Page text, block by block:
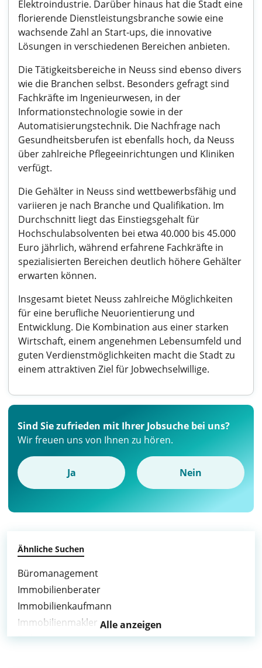
Elektroindustrie. Darüber hinaus hat die Stadt eine
florierende Dienstleistungsbranche sowie eine
wachsende Zahl an Start-ups, die innovative
Lösungen in verschiedenen Bereichen anbieten.
Die Tätigkeitsbereiche in Neuss sind ebenso divers
wie die Branchen selbst. Besonders gefragt sind
Fachkräfte im Ingenieurwesen, in der
Informationstechnologie sowie in der
Automatisierungstechnik. Die Nachfrage nach
Gesundheitsberufen ist ebenfalls hoch, da Neuss
über zahlreiche Pflegeeinrichtungen und Kliniken
verfügt.
Die Gehälter in Neuss sind wettbewerbsfähig und
variieren je nach Branche und Qualifikation. Im
Durchschnitt liegt das Einstiegsgehalt für
Hochschulabsolventen bei etwa 40.000 bis 45.000
Euro jährlich, während erfahrene Fachkräfte in
spezialisierten Bereichen deutlich höhere Gehälter
erwarten können.
Insgesamt bietet Neuss zahlreiche Möglichkeiten
für eine berufliche Neuorientierung und
Entwicklung. Die Kombination aus einer starken
Wirtschaft, einem angenehmen Lebensumfeld und
guten Verdienstmöglichkeiten macht die Stadt zu
einem attraktiven Ziel für Jobwechselwillige.
Sind Sie zufrieden mit Ihrer Jobsuche bei uns?
Wir freuen uns von Ihnen zu hören.
Ja Nein
Ähnliche Suchen
Büromanagement
Immobilienberater
Immobilienkaufmann
Immobilienmakler
Teilzeit
Alle anzeigen